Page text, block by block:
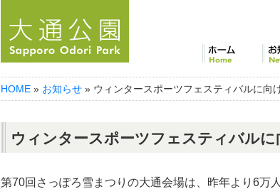
HOME » お知らせ » ウィンタースポーツフェスティバルに向
ウィンタースポーツフェスティバルに
第70回さっぽろ雪まつりの大通会場は、昨年より6万